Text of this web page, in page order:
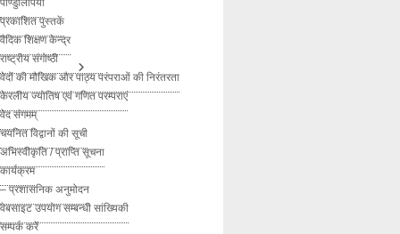
प्रकाशित पुस्तकें
वैदिक शिक्षण केन्द्र
राष्ट्रीय संगोष्ठी
वेदों की मौखिक और पाठ्य परंपराओं की निरंतरता
केरलीय ज्योतिष एवं गणित परम्पराएं
वेद संगमम्
चयनित विद्वानों की सूची
अभिस्वीकृति / प्राप्ति सूचना
कार्यक्रम
– प्रशासनिक अनुमोदन
वेबसाइट उपयोग सम्बन्धी सांख्यिकी
सम्पर्क करें